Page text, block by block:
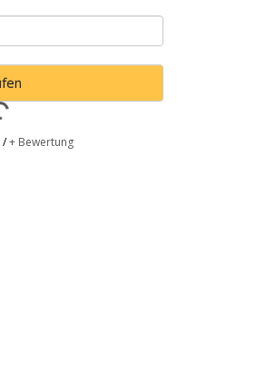
/+ Bewertung